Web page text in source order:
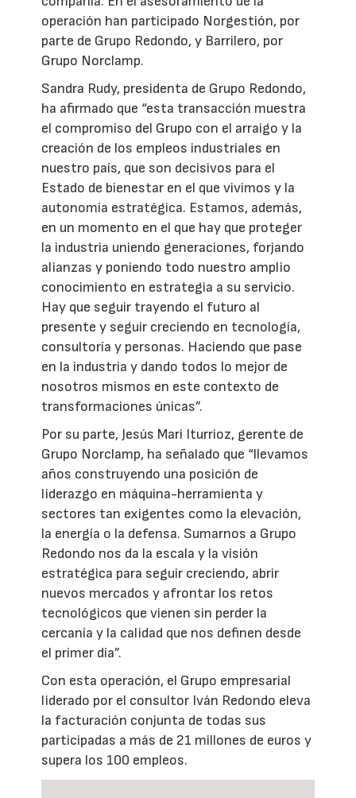
operación han participado Norgestión, por
parte de Grupo Redondo, y Barrilero, por
Grupo Norclamp.
Sandra Rudy, presidenta de Grupo Redondo,
ha afirmado que “esta transacción muestra
el compromiso del Grupo con el arraigo y la
creación de los empleos industriales en
nuestro país, que son decisivos para el
Estado de bienestar en el que vivimos y la
autonomía estratégica. Estamos, además,
en un momento en el que hay que proteger
la industria uniendo generaciones, forjando
alianzas y poniendo todo nuestro amplio
conocimiento en estrategia a su servicio.
Hay que seguir trayendo el futuro al
presente y seguir creciendo en tecnología,
consultoría y personas. Haciendo que pase
en la industria y dando todos lo mejor de
nosotros mismos en este contexto de
transformaciones únicas”.
Por su parte, Jesús Mari Iturrioz, gerente de
Grupo Norclamp, ha señalado que “llevamos
años construyendo una posición de
liderazgo en máquina-herramienta y
sectores tan exigentes como la elevación,
la energía o la defensa. Sumarnos a Grupo
Redondo nos da la escala y la visión
estratégica para seguir creciendo, abrir
nuevos mercados y afrontar los retos
tecnológicos que vienen sin perder la
cercanía y la calidad que nos definen desde
el primer día”.
Con esta operación, el Grupo empresarial
liderado por el consultor Iván Redondo eleva
la facturación conjunta de todas sus
participadas a más de 21 millones de euros y
supera los 100 empleos.